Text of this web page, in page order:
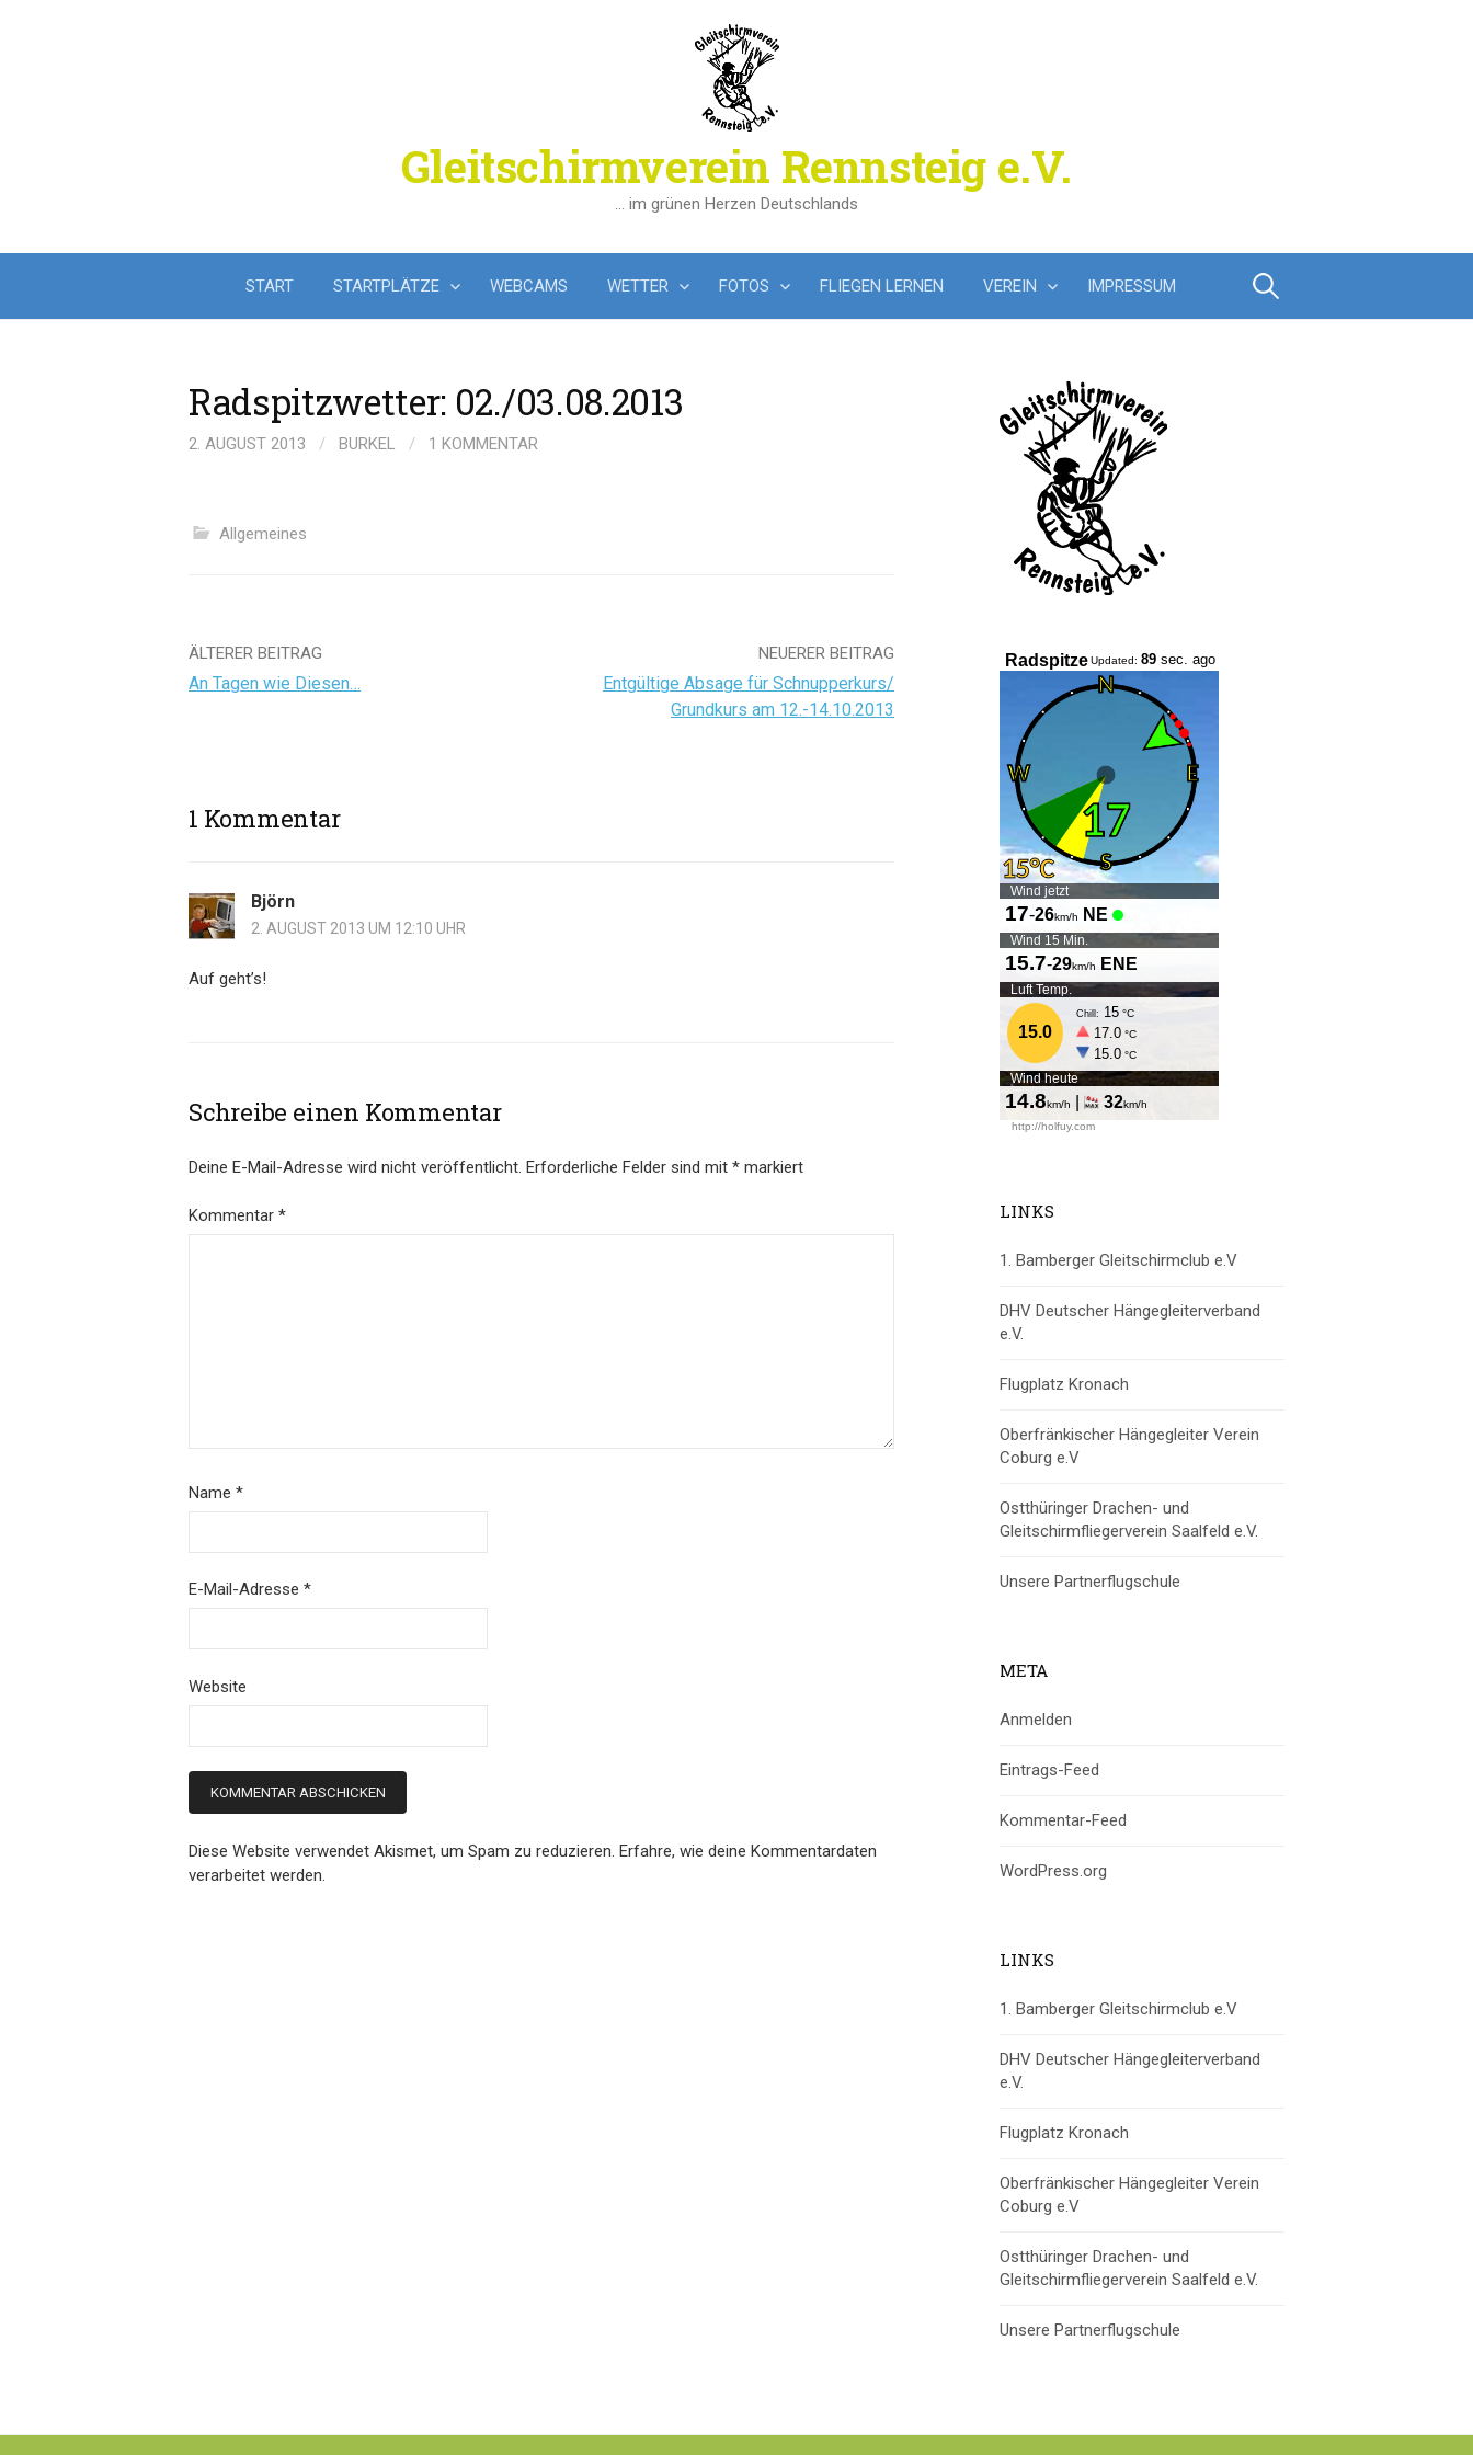
Gleitschirmverein Rennsteig e.V.
… im grünen Herzen Deutschlands
START STARTPLÄTZE WEBCAMS WETTER FOTOS FLIEGEN LERNEN VEREIN IMPRESSUM Suchen
Radspitzwetter: 02./03.08.2013
2. AUGUST 2013 / BURKEL / 1 KOMMENTAR
Allgemeines
Beitrags-
ÄLTERER BEITRAG
An Tagen wie Diesen…
NEUERER BEITRAG
Entgültige Absage für Schnupperkurs/
Grundkurs am 12.-14.10.2013
1 Kommentar
Björn
2. AUGUST 2013 UM 12:10 UHR
Auf geht’s!
Schreibe einen Kommentar
Deine E-Mail-Adresse wird nicht veröffentlicht. Erforderliche Felder sind mit * markiert
Kommentar *
Name *
E-Mail-Adresse *
Website
Diese Website verwendet Akismet, um Spam zu reduzieren. Erfahre, wie deine Kommentardaten
verarbeitet werden.
LINKS
1. Bamberger Gleitschirmclub e.V
DHV Deutscher Hängegleiterverband
e.V.
Flugplatz Kronach
Oberfränkischer Hängegleiter Verein
Coburg e.V
Ostthüringer Drachen- und
Gleitschirmfliegerverein Saalfeld e.V.
Unsere Partnerflugschule
META
Anmelden
Eintrags-Feed
Kommentar-Feed
WordPress.org
LINKS
1. Bamberger Gleitschirmclub e.V
DHV Deutscher Hängegleiterverband
e.V.
Flugplatz Kronach
Oberfränkischer Hängegleiter Verein
Coburg e.V
Ostthüringer Drachen- und
Gleitschirmfliegerverein Saalfeld e.V.
Unsere Partnerflugschule